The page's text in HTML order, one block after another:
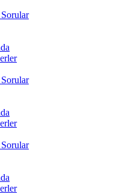
Sorular
Sorular
Sorular